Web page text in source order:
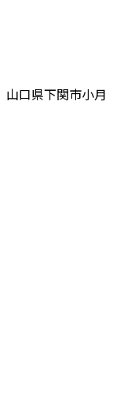
山口県下関市小月